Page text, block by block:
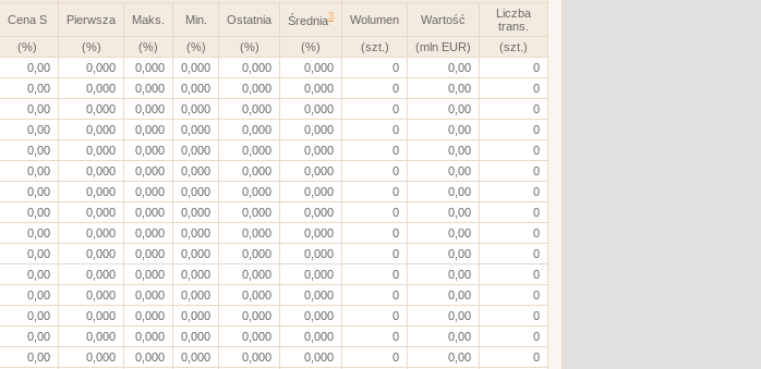
Cena S Pierwsza Maks. Min. Ostatnia Średnia3 Wolumen Wartość
Liczba
trans.
(%) (%) (%) (%) (%) (%) (szt.) (mln EUR)
(szt.)
0,00 0,000 0,000 0,000 0,000 0,000 0 0,00
0
0,00 0,000 0,000 0,000 0,000 0,000 0 0,00
0
0,00 0,000 0,000 0,000 0,000 0,000 0 0,00
0
0,00 0,000 0,000 0,000 0,000 0,000 0 0,00
0
0,00 0,000 0,000 0,000 0,000 0,000 0 0,00
0
0,00 0,000 0,000 0,000 0,000 0,000 0 0,00
0
0,00 0,000 0,000 0,000 0,000 0,000 0 0,00
0
0,00 0,000 0,000 0,000 0,000 0,000 0 0,00
0
0,00 0,000 0,000 0,000 0,000 0,000 0 0,00
0
0,00 0,000 0,000 0,000 0,000 0,000 0 0,00
0
0,00 0,000 0,000 0,000 0,000 0,000 0 0,00
0
0,00 0,000 0,000 0,000 0,000 0,000 0 0,00
0
0,00 0,000 0,000 0,000 0,000 0,000 0 0,00
0
0,00 0,000 0,000 0,000 0,000 0,000 0 0,00
0
0,00 0,000 0,000 0,000 0,000 0,000 0 0,00
0